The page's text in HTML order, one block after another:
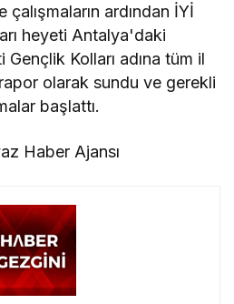
çalışmaların ardından İYİ
heyeti Antalya'daki
Kolları adına tüm il
olarak sundu ve gerekli
başlattı.
Haber Ajansı